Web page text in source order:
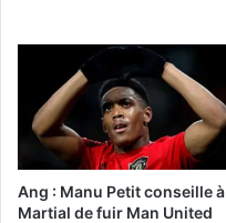
Ang : Manu Petit conseille à
Martial de fuir Man United